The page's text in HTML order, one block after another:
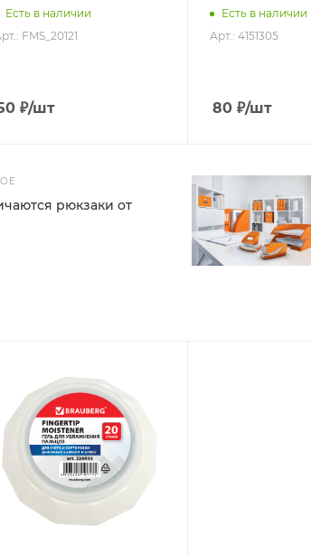
Есть в наличии
FMS_20121
₽/шт
Есть в наличии
Арт.: 4151305
80 ₽/шт
рюкзаки от